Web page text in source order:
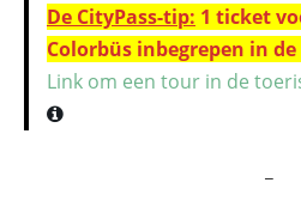
De CityPass-tip: 1 ticket
Colorbüs inbegrepen in de
Link om een tour in de